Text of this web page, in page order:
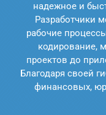
надежное и
Разработчики
рабочие
кодирование,
проектов до
Благодаря своей
финансовых,